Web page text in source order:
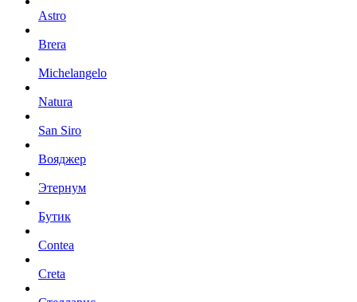
Astro
Brera
Michelangelo
Natura
San Siro
Вояджер
Этернум
Бутик
Contea
Creta